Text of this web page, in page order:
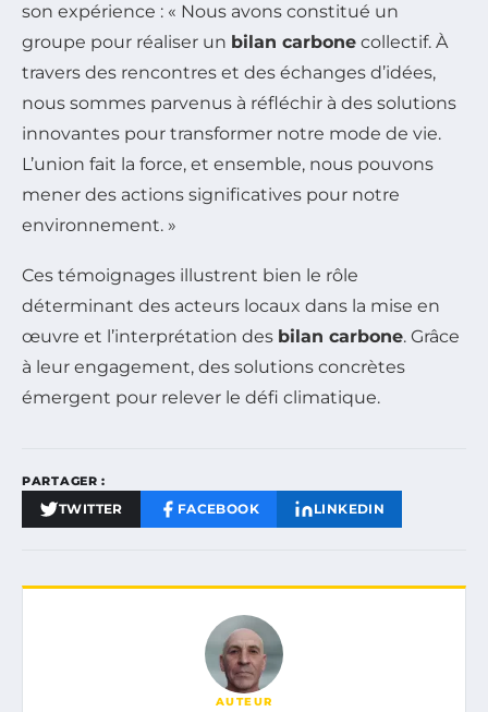
son expérience : « Nous avons constitué un
groupe pour réaliser un bilan carbone collectif. À
travers des rencontres et des échanges d’idées,
nous sommes parvenus à réfléchir à des solutions
innovantes pour transformer notre mode de vie.
L’union fait la force, et ensemble, nous pouvons
mener des actions significatives pour notre
environnement. »
Ces témoignages illustrent bien le rôle
déterminant des acteurs locaux dans la mise en
œuvre et l’interprétation des bilan carbone. Grâce
à leur engagement, des solutions concrètes
émergent pour relever le défi climatique.
PARTAGER :
TWITTER FACEBOOK LINKEDIN
AUTEUR